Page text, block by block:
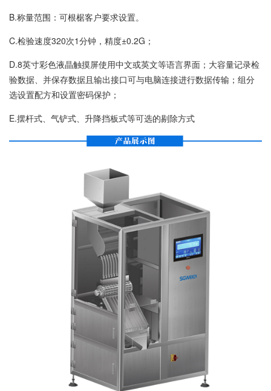
B.称量范围：可根椐客户要求设置。
C.检验速度320次1分钟，精度±0.2G；
D.8英寸彩色液晶触摸屏使用中文或英文等语言界面；大容量记录检
验数据、并保存数据且输出接口可与电脑连接进行数据传输；组分
选设置配方和设置密码保护；
E.摆杆式、气铲式、升降挡板式等可选的剔除方式